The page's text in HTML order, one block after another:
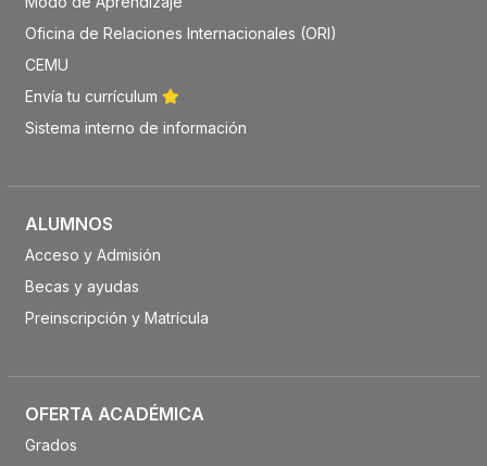
Oficina de Relaciones Internacionales (ORI)
CEMU
Envía tu currículum
Sistema interno de información
ALUMNOS
Acceso y Admisión
Becas y ayudas
Preinscripción y Matrícula
OFERTA ACADÉMICA
Grados